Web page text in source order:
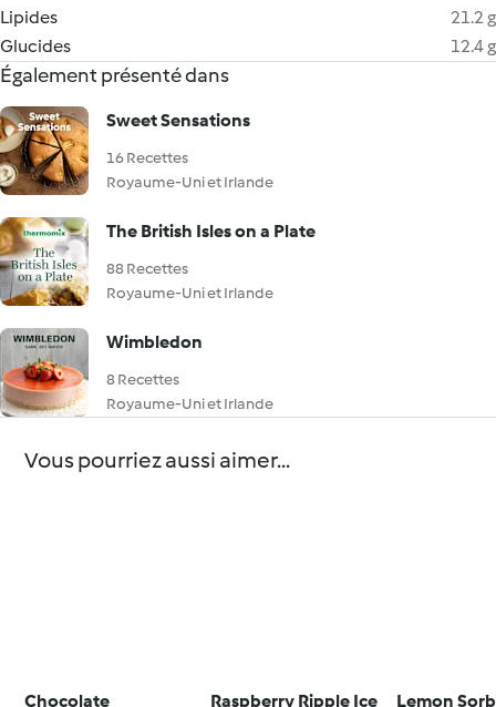
Lipides
21.2 g
Glucides
12.4 g
Également présenté dans
Sweet Sensations
16 Recettes
Royaume-Uni et Irlande
The British Isles on a Plate
88 Recettes
Royaume-Uni et Irlande
Wimbledon
8 Recettes
Royaume-Uni et Irlande
Vous pourriez aussi aimer...
Chocolate Raspberry Ripple Ice Lemon